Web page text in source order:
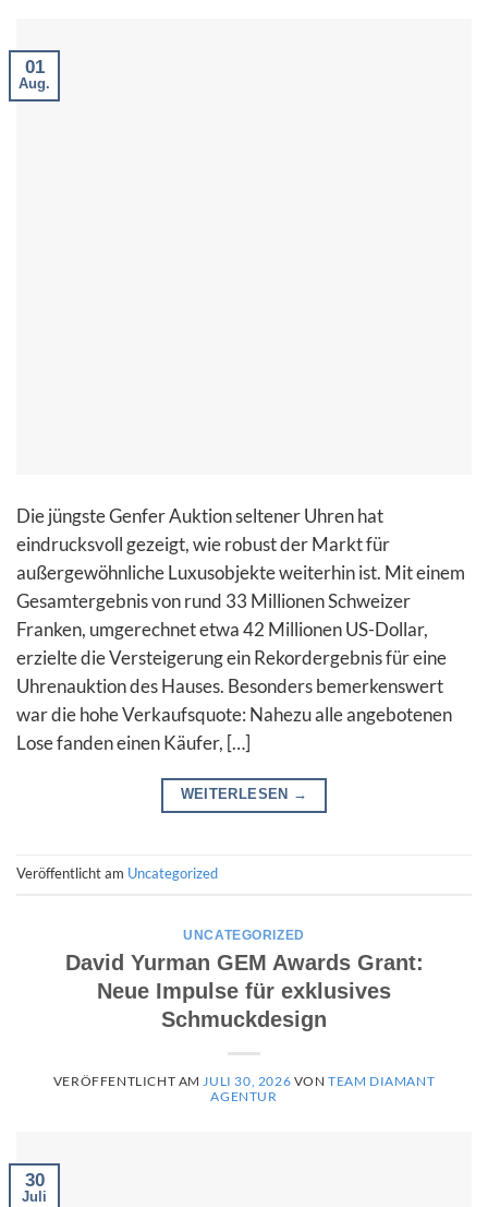
01
Aug.
Die jüngste Genfer Auktion seltener Uhren hat
eindrucksvoll gezeigt, wie robust der Markt für
außergewöhnliche Luxusobjekte weiterhin ist. Mit einem
Gesamtergebnis von rund 33 Millionen Schweizer
Franken, umgerechnet etwa 42 Millionen US-Dollar,
erzielte die Versteigerung ein Rekordergebnis für eine
Uhrenauktion des Hauses. Besonders bemerkenswert
war die hohe Verkaufsquote: Nahezu alle angebotenen
Lose fanden einen Käufer, […]
WEITERLESEN →
Veröffentlicht am Uncategorized
UNCATEGORIZED
David Yurman GEM Awards Grant:
Neue Impulse für exklusives
Schmuckdesign
VERÖFFENTLICHT AM JULI 30, 2026 VONTEAM DIAMANT
AGENTUR
30
Juli